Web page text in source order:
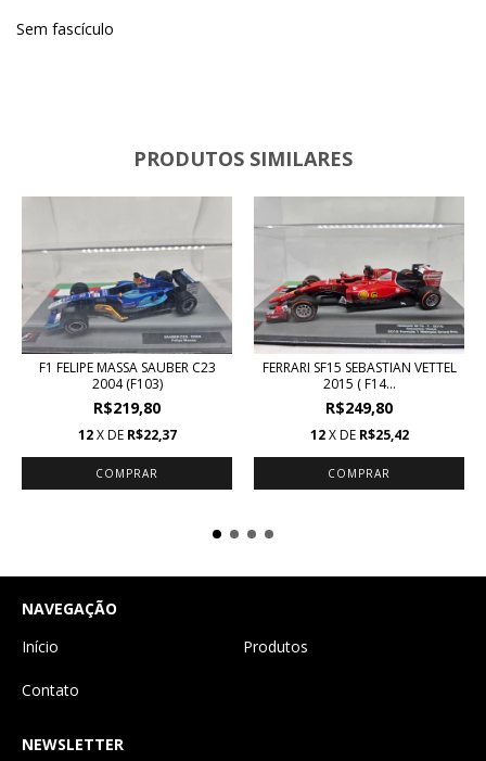
Sem fascículo
PRODUTOS SIMILARES
F1 FELIPE MASSA SAUBER C23
2004 (F103)
R$219,80
12 X DE R$22,37
FERRARI SF15 SEBASTIAN VETTEL
2015 ( F14...
R$249,80
12 X DE R$25,42
NAVEGAÇÃO
Início
Produtos
Contato
NEWSLETTER